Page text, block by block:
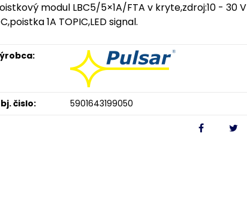
modul LBC5/5×1A/FTA v kryte,zdroj:10 - 30 V
1A TOPIC,LED signal.
čislo: 5901643199050